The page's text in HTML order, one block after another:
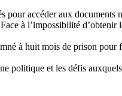
accéder aux documents
à l’impossibilité
à huit mois de prison pour
politique et les défis